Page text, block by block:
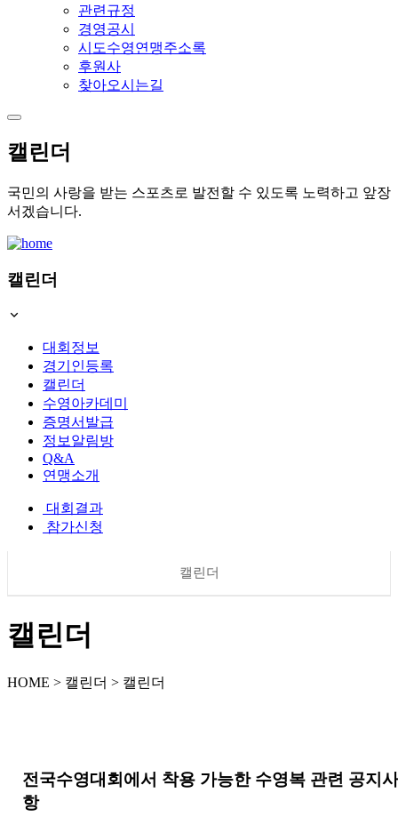
관련규정
경영공시
시도수영연맹주소록
후원사
찾아오시는길
캘린더
국민의 사랑을 받는 스포츠로 발전할 수 있도록 노력하고 앞장
서겠습니다.
캘린더
대회정보
경기인등록
캘린더
수영아카데미
증명서발급
정보알림방
Q&A
연맹소개
대회결과
참가신청
캘린더
캘린더
HOME > 캘린더 > 캘린더
전국수영대회에서 착용 가능한 수영복 관련 공지
항